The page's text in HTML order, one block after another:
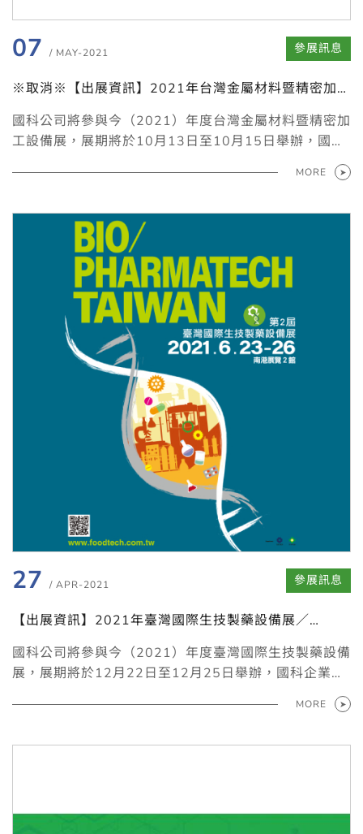
07 / MAY-2021 參展訊息
※取消※【出展資訊】2021年台灣金屬材料暨精密加工
國科公司將參與今（2021）年度台灣金屬材料暨精密加
工設備展，展期將於10月13日至10月15日舉辦，國科
企業主力展出商品為MTS材料試驗相關系統，歡迎至臺
MORE
27 / APR-2021 參展訊息
【出展資訊】2021年臺灣國際生技製藥設備展／
國科公司將參與今（2021）年度臺灣國際生技製藥設備
展，展期將於12月22日至12月25日舉辦，國科企業主
力展出商品為Weiss藥品穩定性測試櫃，及相關環境模
擬設備，歡迎至南港展覽館2館1樓P0421a攤位蒞臨。
MORE